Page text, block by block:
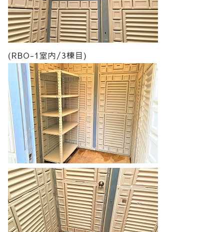
(RBO-1室内/3棟目)